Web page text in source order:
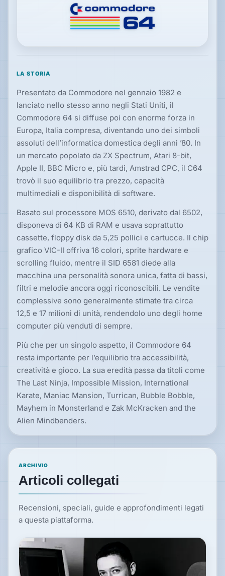
Arcade
LA STORIA
Presentato da Commodore nel gennaio 1982 e
lanciato nello stesso anno negli Stati Uniti, il
Commodore 64 si diffuse poi con enorme forza in
Europa, Italia compresa, diventando uno dei simboli
assoluti dell’informatica domestica degli anni ’80. In
un mercato popolato da ZX Spectrum, Atari 8-bit,
Apple II, BBC Micro e, più tardi, Amstrad CPC, il C64
trovò il suo equilibrio tra prezzo, capacità
multimediali e disponibilità di software.
Basato sul processore MOS 6510, derivato dal 6502,
disponeva di 64 KB di RAM e usava soprattutto
cassette, floppy disk da 5,25 pollici e cartucce. Il chip
grafico VIC-II offriva 16 colori, sprite hardware e
scrolling fluido, mentre il SID 6581 diede alla
macchina una personalità sonora unica, fatta di bassi,
filtri e melodie ancora oggi riconoscibili. Le vendite
complessive sono generalmente stimate tra circa
12,5 e 17 milioni di unità, rendendolo uno degli home
computer più venduti di sempre.
Più che per un singolo aspetto, il Commodore 64
resta importante per l’equilibrio tra accessibilità,
creatività e gioco. La sua eredità passa da titoli come
The Last Ninja, Impossible Mission, International
Karate, Maniac Mansion, Turrican, Bubble Bobble,
Mayhem in Monsterland e Zak McKracken and the
Alien Mindbenders.
ARCHIVIO
Articoli collegati
Recensioni, speciali, guide e approfondimenti legati
a questa piattaforma.